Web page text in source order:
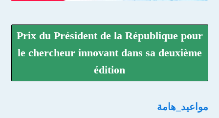
Prix du Président de la République pour
le chercheur innovant dans sa deuxième
édition
مواعيد_هامة